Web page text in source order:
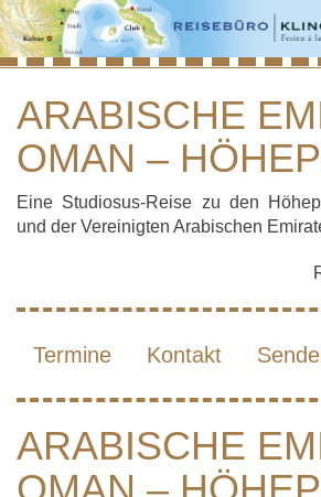
ARABISCHE EMIRATE
HÖHEPUNKTE
ARABISCHE
OMAN –
Eine Studiosus-Reise zu den
und der Vereinigten Arabischen
Termine Kontakt
ARABISCHE